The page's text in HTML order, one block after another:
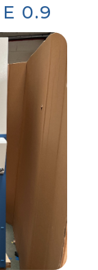
0.9